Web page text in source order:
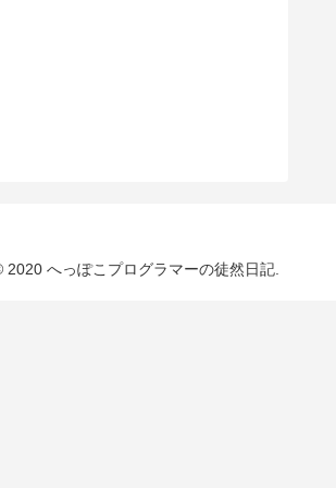
2020 へっぽこプログラマーの徒然日記.